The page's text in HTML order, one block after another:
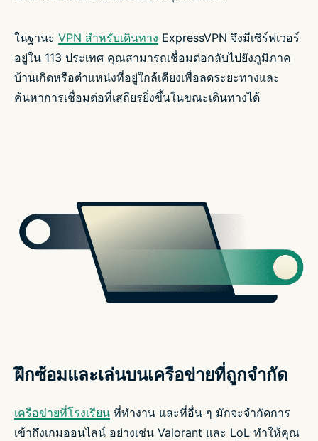
ในฐานะ VPN สำหรับเดินทาง ExpressVPN จึงมีเซิร์ฟเวอร์
อยู่ใน 113 ประเทศ คุณสามารถเชื่อมต่อกลับไปยังภูมิภาค
บ้านเกิดหรือตำแหน่งที่อยู่ใกล้เคียงเพื่อลดระยะทางและ
ค้นหาการเชื่อมต่อที่เสถียรยิ่งขึ้นในขณะเดินทางได้
ฝึกซ้อมและเล่นบนเครือข่ายที่ถูกจำกัด
เครือข่ายที่โรงเรียน ที่ทำงาน และที่อื่น ๆ มักจะจำกัดการ
เข้าถึงเกมออนไลน์ อย่างเช่น Valorant และ LoL ทำให้คุณ